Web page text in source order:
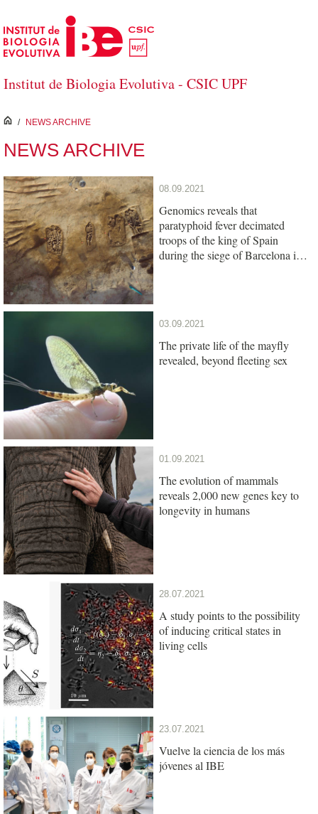
Skip to Main Content
Institut de Biologia Evolutiva - CSIC UPF
inici
/ NEWS ARCHIVE
NEWS ARCHIVE
08.09.2021
Genomics reveals that
paratyphoid fever decimated
troops of the king of Spain
during the siege of Barcelona in
03.09.2021
The private life of the mayfly
revealed, beyond fleeting sex
01.09.2021
The evolution of mammals
reveals 2,000 new genes key to
longevity in humans
28.07.2021
A study points to the possibility
of inducing critical states in
living cells
23.07.2021
Vuelve la ciencia de los más
jóvenes al IBE